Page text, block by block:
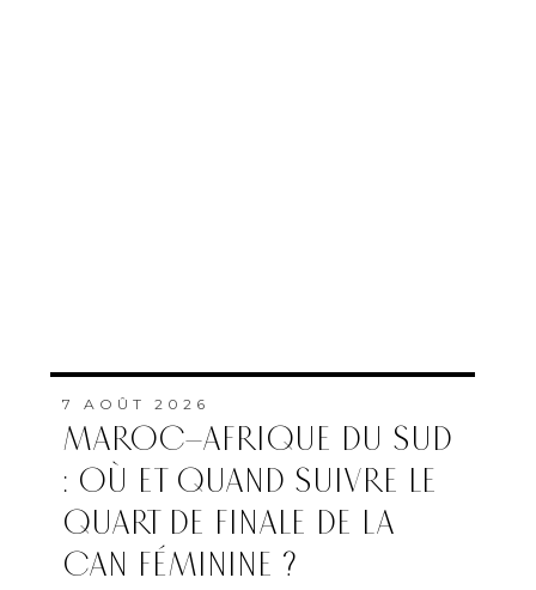
7 AOÛT 2026
MAROC–AFRIQUE DU SUD
: OÙ ET QUAND SUIVRE LE
QUART DE FINALE DE LA
CAN FÉMININE ?